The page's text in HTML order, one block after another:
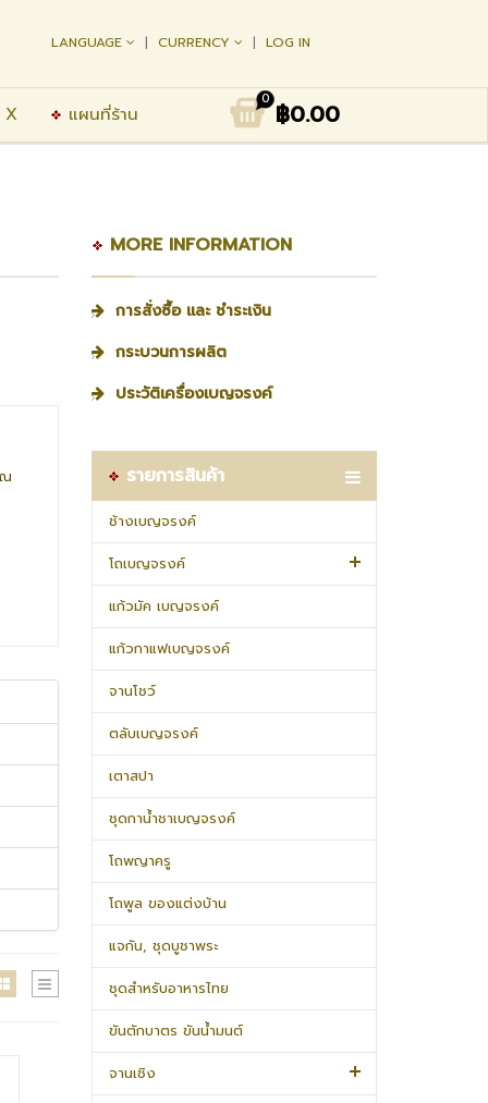
LANGUAGE CURRENCY LOG IN
X แผนที่ร้าน
0 ฿0.00
MORE INFORMATION
การสั่งซื้อ และ ชำระเงิน
กระบวนการผลิต
ประวัติเครื่องเบญจรงค์
รายการสินค้า
ช้างเบญจรงค์
โถเบญจรงค์
แก้วมัค เบญจรงค์
แก้วกาแฟเบญจรงค์
จานโชว์
ตลับเบญจรงค์
เตาสปา
ชุดกาน้ำชาเบญจรงค์
โถพญาครู
โถพูล ของแต่งบ้าน
แจกัน, ชุดบูชาพระ
ชุดสำหรับอาหารไทย
ขันตักบาตร ขันน้ำมนต์
จานเชิง